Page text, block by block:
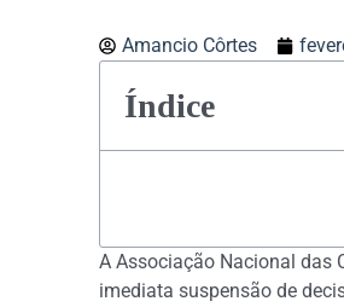
Amancio Côrtes
Índice
A Associação Nacional das
imediata suspensão de